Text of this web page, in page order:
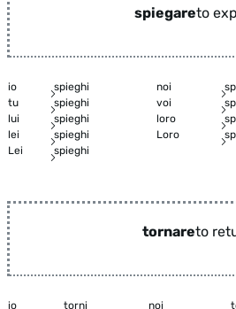
spiegareto
io spieghi noi
tu
spieghi voi
lui
spieghi loro
lei
spieghi Loro
Lei
spieghi
tornareto
io torni noi